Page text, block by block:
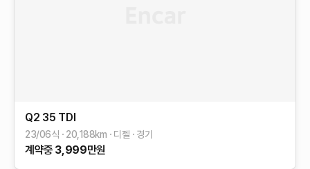
Q2 35 TDI
23/06식 20,188km 디젤 경기
계약중 3,999만원